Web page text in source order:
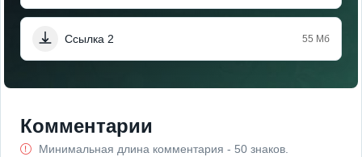
Ссылка 2 55 Мб
Комментарии
Минимальная длина комментария - 50 знаков.